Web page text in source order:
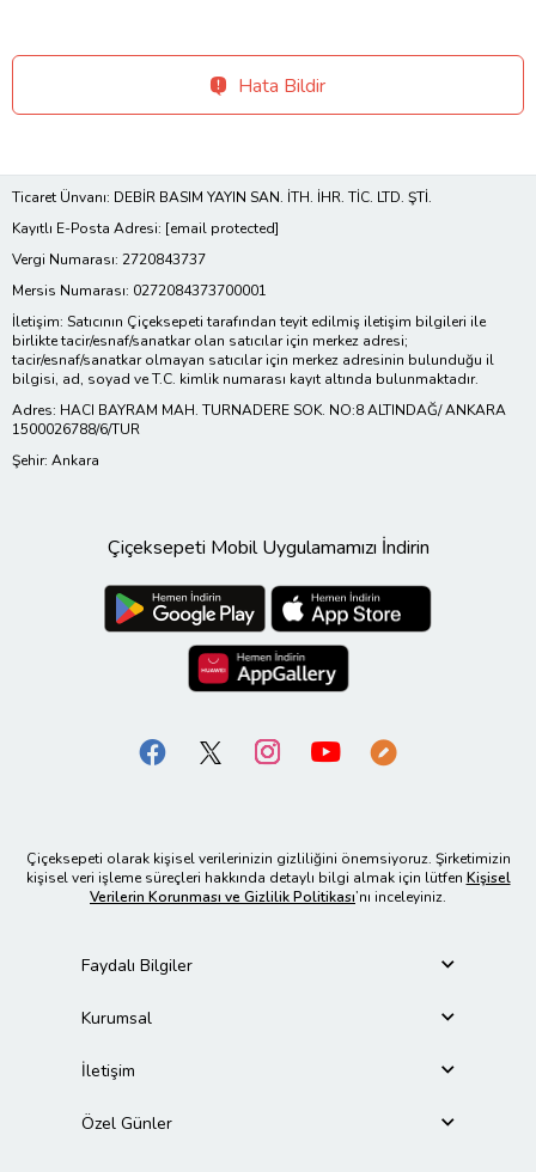
Hata Bildir
Ticaret Ünvanı: DEBİR BASIM YAYIN SAN. İTH. İHR. TİC. LTD. ŞTİ.
Kayıtlı E-Posta Adresi: [email protected]
Vergi Numarası: 2720843737
Mersis Numarası: 0272084373700001
İletişim: Satıcının Çiçeksepeti tarafından teyit edilmiş iletişim bilgileri ile
birlikte tacir/esnaf/sanatkar olan satıcılar için merkez adresi;
tacir/esnaf/sanatkar olmayan satıcılar için merkez adresinin bulunduğu il
bilgisi, ad, soyad ve T.C. kimlik numarası kayıt altında bulunmaktadır.
Adres: HACI BAYRAM MAH. TURNADERE SOK. NO:8 ALTINDAĞ/ ANKARA
1500026788/6/TUR
Şehir: Ankara
Çiçeksepeti Mobil Uygulamamızı İndirin
Çiçeksepeti olarak kişisel verilerinizin gizliliğini önemsiyoruz. Şirketimizin
kişisel veri işleme süreçleri hakkında detaylı bilgi almak için lütfen Kişisel
Verilerin Korunması ve Gizlilik Politikası’nı inceleyiniz.
Faydalı Bilgiler
Kurumsal
İletişim
Özel Günler